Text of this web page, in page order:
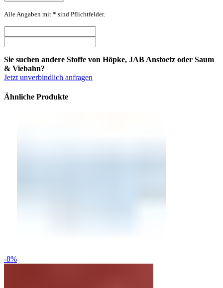
Alle Angaben mit * sind Pflichtfelder.
Sie suchen andere Stoffe von Höpke, JAB Anstoetz oder Saum
& Viebahn?
Jetzt unverbindlich anfragen
Ähnliche Produkte
-8%